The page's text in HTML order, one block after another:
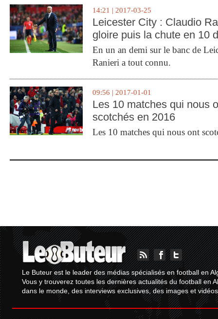
14:21 | 2017-03-25
Leicester City : Claudio
gloire puis la chute en 10
En un an demi sur le banc de
Ranieri a tout connu.
09:56 | 2017-01-01
Les 10 matches qui nous
scotchés en 2016
Les 10 matches qui nous ont
Le Buteur est le leader des médias spécialisés en football en
Vous y trouverez toutes les dernières actualités du football en
dans le monde, des interviews exclusives, des images et